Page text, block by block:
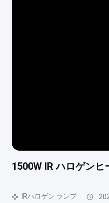
1500W IR ハロゲン
IRハロゲン ランプ